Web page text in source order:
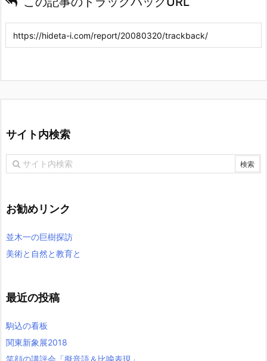
サイト内検索
お勧めリンク
並木一の巨樹探訪
美術と自然と教育と
最近の投稿
駒込の看板
関東新象展2018